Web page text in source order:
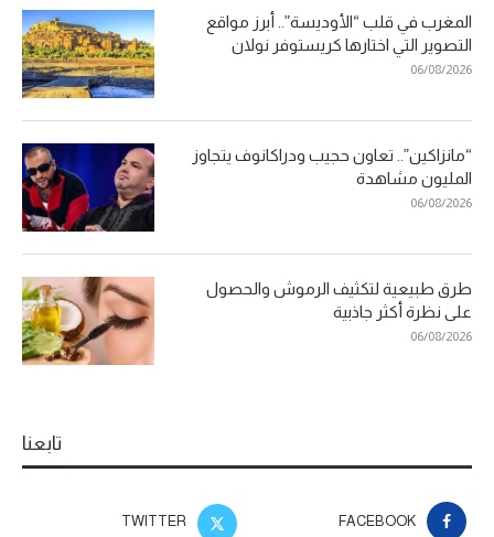
المغرب في قلب “الأوديسة”.. أبرز مواقع
التصوير التي اختارها كريستوفر نولان
06/08/2026
“مانزاكين”.. تعاون حجيب ودراكانوف يتجاوز
المليون مشاهدة
06/08/2026
طرق طبيعية لتكثيف الرموش والحصول
على نظرة أكثر جاذبية
06/08/2026
تابعنا
FACEBOOK
TWITTER